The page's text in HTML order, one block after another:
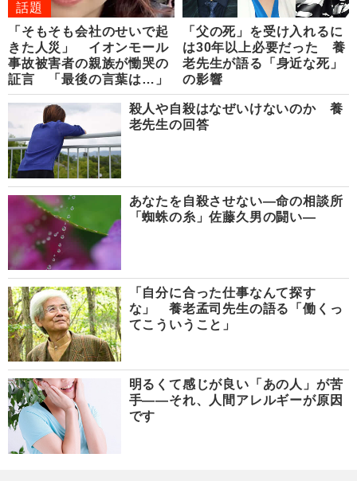
話題
「そもそも会社のせいで起
きた人災」 イオンモール
事故被害者の親族が慟哭の
証言 「最後の言葉は…」
「父の死」を受け入れるに
は30年以上必要だった 養
老先生が語る「身近な死」
の影響
殺人や自殺はなぜいけないのか 養
老先生の回答
あなたを自殺させない―命の相談所
「蜘蛛の糸」佐藤久男の闘い―
「自分に合った仕事なんて探す
な」 養老孟司先生の語る「働くっ
てこういうこと」
明るくて感じが良い「あの人」が苦
手――それ、人間アレルギーが原因
です